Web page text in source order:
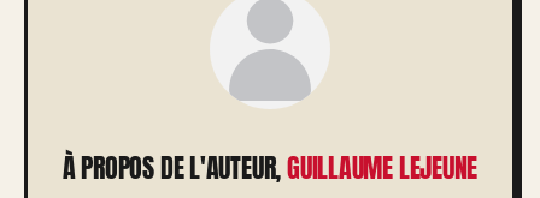
À PROPOS DE L'AUTEUR,GUILLAUME LEJEUNE